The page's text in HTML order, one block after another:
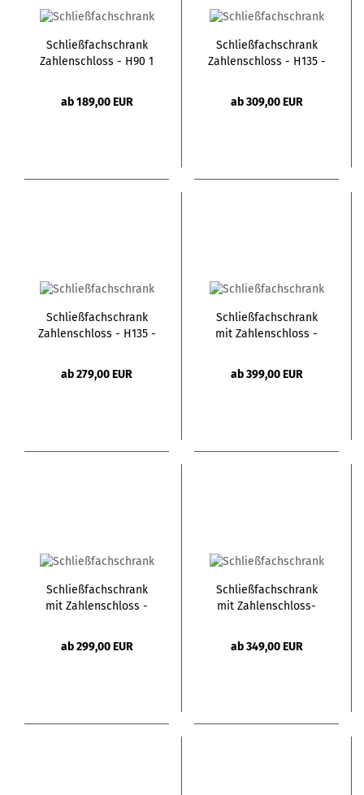
Schließfachschrank
Zahlenschloss - H90 1
ab 189,00 EUR
Schließfachschrank
Zahlenschloss - H135 -
ab 309,00 EUR
Schließfachschrank
Zahlenschloss - H135 -
ab 279,00 EUR
Schließfachschrank
mit Zahlenschloss -
ab 399,00 EUR
Schließfachschrank
mit Zahlenschloss -
ab 299,00 EUR
Schließfachschrank
mit Zahlenschloss-
große Türe
ab 349,00 EUR